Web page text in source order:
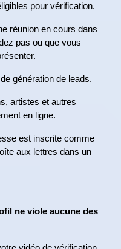
pour vérification.
réunion en cours dans
pas ou que vous
génération de leads.
artistes et autres
en ligne.
est inscrite comme
aux lettres dans un
ne viole aucune des